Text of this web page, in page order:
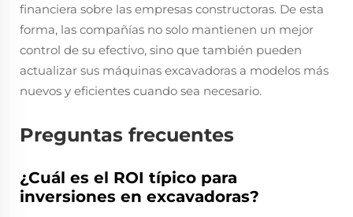
financiera sobre las empresas constructoras. De esta
forma, las compañías no solo mantienen un mejor
control de su efectivo, sino que también pueden
actualizar sus máquinas excavadoras a modelos más
nuevos y eficientes cuando sea necesario.
Preguntas frecuentes
¿Cuál es el ROI típico para
inversiones en excavadoras?